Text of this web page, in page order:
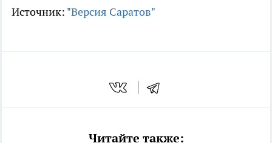
Источник: "Версия Саратов"
Читайте также: